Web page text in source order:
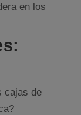
en los
cajas de